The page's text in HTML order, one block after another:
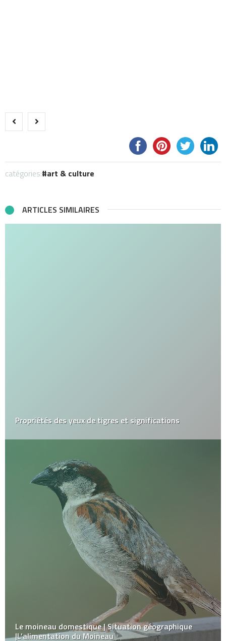
catégories: art & culture
ARTICLES SIMILAIRES
Propriétés des yeux de tigres et significations
Le moineau domestique | Situation géographique
|L’alimentation du Moineau